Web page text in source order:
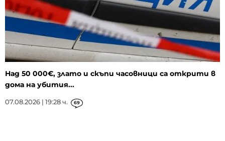
Над 50 000€, злато и скъпи часовници са открити в
дома на убития...
07.08.2026 | 19:28 ч. 69